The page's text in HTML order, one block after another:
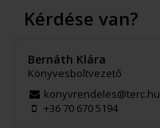
Kérdése van?
Bernáth Klára
Könyvesboltvezető
konyvrendeles@terc.hu
+36 70 670 5194